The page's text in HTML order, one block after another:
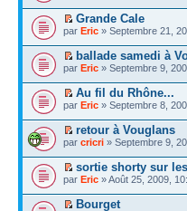
Grande Cale
par Eric » Septembre 21,
ballade samedi à
par Eric » Septembre 9,
Au fil du Rhône...
par Eric » Septembre 8,
retour à Vouglans
par cricri » Septembre 9,
sortie shorty sur
par Eric » Août 25, 2009,
Bourget